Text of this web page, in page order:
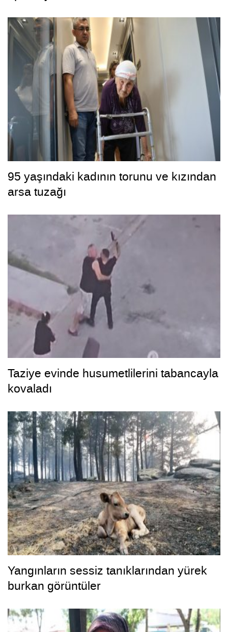
95 yaşındaki kadının torunu ve kızından
arsa tuzağı
Taziye evinde husumetlilerini tabancayla
kovaladı
Yangınların sessiz tanıklarından yürek
burkan görüntüler